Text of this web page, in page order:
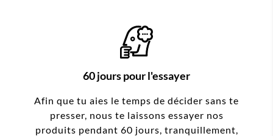
60 jours pour l'essayer
Afin que tu aies le temps de décider sans te
presser, nous te laissons essayer nos
produits pendant 60 jours, tranquillement,